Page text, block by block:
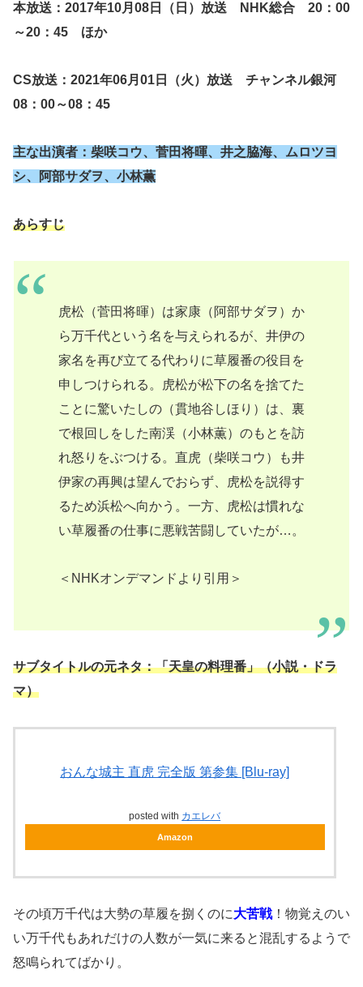
本放送：2017年10月08日（日）放送 NHK総合 20：00
～20：45 ほか
CS放送：2021年06月01日（火）放送 チャンネル銀河
08：00～08：45
主な出演者：柴咲コウ、菅田将暉、井之脇海、ムロツヨ
シ、阿部サダヲ、小林薫
あらすじ
虎松（菅田将暉）は家康（阿部サダヲ）か
ら万千代という名を与えられるが、井伊の
家名を再び立てる代わりに草履番の役目を
申しつけられる。虎松が松下の名を捨てた
ことに驚いたしの（貫地谷しほり）は、裏
で根回しをした南渓（小林薫）のもとを訪
れ怒りをぶつける。直虎（柴咲コウ）も井
伊家の再興は望んでおらず、虎松を説得す
るため浜松へ向かう。一方、虎松は慣れな
い草履番の仕事に悪戦苦闘していたが…。
＜NHKオンデマンドより引用＞
サブタイトルの元ネタ：「天皇の料理番」（小説・ドラ
マ）
おんな城主 直虎 完全版 第参集 [Blu-ray]
posted with カエレバ
Amazon
その頃万千代は大勢の草履を捌くのに大苦戦！物覚えのい
い万千代もあれだけの人数が一気に来ると混乱するようで
怒鳴られてばかり。